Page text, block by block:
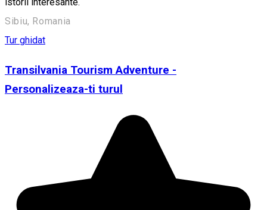
Sibiu, Romania
Tur ghidat
Transilvania Tourism Adventure -
Personalizeaza-ti turul